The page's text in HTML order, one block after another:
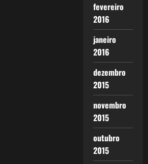
fevereiro
2016
janeiro
2016
dezembro
2015
novembro
2015
outubro
2015